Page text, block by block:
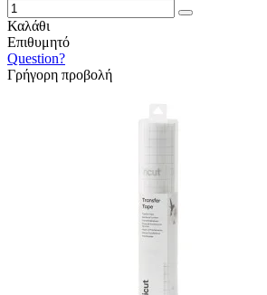
Καλάθι
Επιθυμητό
Question?
Γρήγορη προβολή